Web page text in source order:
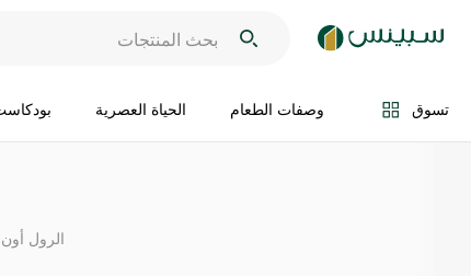
تسوق وصفات الطعام الحياة العصرية
اضف الى السلة
الرول